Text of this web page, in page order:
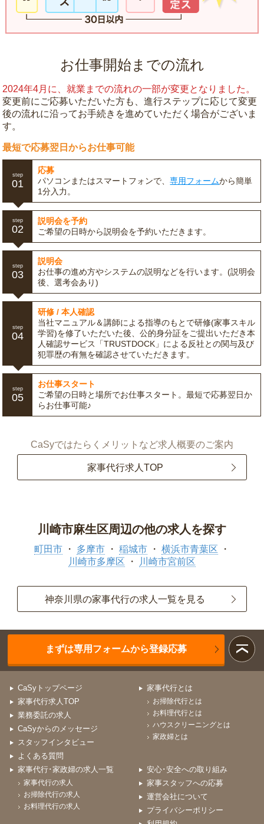
お仕事開始までの流れ
2024年4月に、就業までの流れの一部が変更となりました。
変更前にご応募いただいた方も、進行ステップに応じて変更
後の流れに沿ってお手続きを進めていただく場合がございま
す。
最短で応募翌日からお仕事可能
step
01
応募
パソコンまたはスマートフォンで、専用フォームから簡単
1分入力。
step
02
説明会を予約
ご希望の日時から説明会を予約いただきます。
step
03
説明会
お仕事の進め方やシステムの説明などを行います。(説明会
後、選考会あり)
step
04
研修 / 本人確認
当社マニュアル＆講師による指導のもとで研修(家事スキル
学習)を修了いただいた後、公的身分証をご提出いただき本
人確認サービス「TRUSTDOCK」による反社との関与及び
犯罪歴の有無を確認させていただきます。
step
05
お仕事スタート
ご希望の日時と場所でお仕事スタート。最短で応募翌日か
らお仕事可能♪
CaSyではたらくメリットなど求人概要のご案内
家事代行求人TOP
川崎市麻生区周辺の他の求人を探す
町田市 多摩市 稲城市
横浜市青葉区
川崎市多摩区
川崎市宮前区
神奈川県の家事代行の求人一覧を見る
まずは専用フォームから登録応募
CaSyトップページ
家事代行求人TOP
業務委託の求人
CaSyからのメッセージ
スタッフインタビュー
よくある質問
家事代行とは
お掃除代行とは
お料理代行とは
ハウスクリーニングとは
家政婦とは
家事代行･家政婦の求人一覧
家事代行の求人
お掃除代行の求人
お料理代行の求人
安心･安全への取り組み
家事スタッフへの応募
運営会社について
プライバシーポリシー